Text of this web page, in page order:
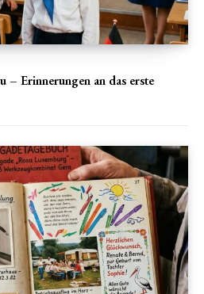
– Erinnerungen an das erste